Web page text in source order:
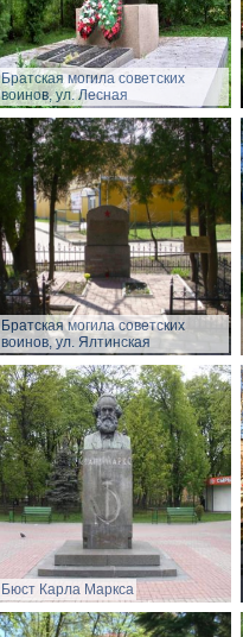
Братская могила советских
воинов, ул. Лесная
Братская могила советских
воинов, ул. Ялтинская
Бюст Карла Маркса